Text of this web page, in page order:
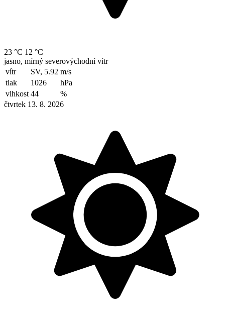
23 °C 12 °C
jasno, mírný severovýchodní vítr
vítr
SV, 5.92 m/s
tlak
1026
hPa
vlhkost 44
%
čtvrtek 13. 8. 2026